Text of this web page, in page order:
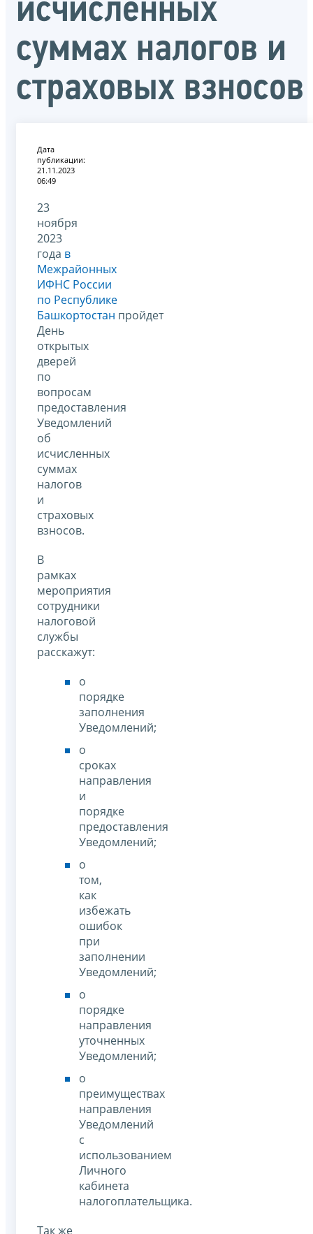
исчисленных
суммах налогов и
страховых взносов
Дата
публикации:
21.11.2023
06:49
23
ноября
2023
года в
Межрайонных
ИФНС России
по Республике
Башкортостан пройдет
День
открытых
дверей
по
вопросам
предоставления
Уведомлений
об
исчисленных
суммах
налогов
и
страховых
взносов.
В
рамках
мероприятия
сотрудники
налоговой
службы
расскажут:
о
порядке
заполнения
Уведомлений;
о
сроках
направления
и
порядке
предоставления
Уведомлений;
о
том,
как
избежать
ошибок
при
заполнении
Уведомлений;
о
порядке
направления
уточненных
Уведомлений;
о
преимуществах
направления
Уведомлений
с
использованием
Личного
кабинета
налогоплательщика.
Так же